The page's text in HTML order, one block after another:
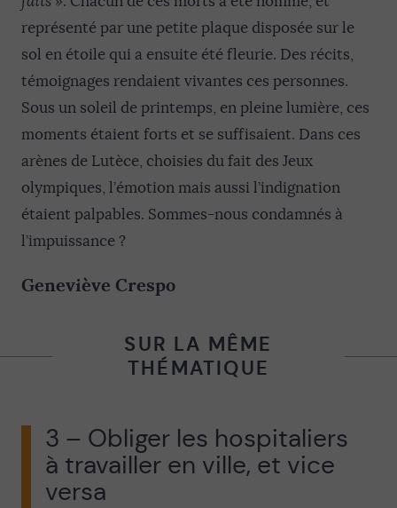
représenté par une petite plaque disposée sur le
sol en étoile qui a ensuite été fleurie. Des récits,
témoignages rendaient vivantes ces personnes.
Sous un soleil de printemps, en pleine lumière, ces
moments étaient forts et se suffisaient. Dans ces
arènes de Lutèce, choisies du fait des Jeux
olympiques, l’émotion mais aussi l’indignation
étaient palpables. Sommes-nous condamnés à
l’impuissance ?
Geneviève Crespo
SUR LA MÊME
THÉMATIQUE
3 – Obliger les hospitaliers
à travailler en ville, et vice
versa